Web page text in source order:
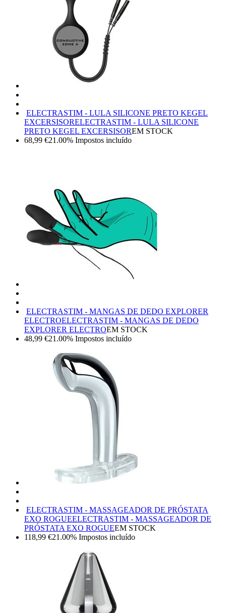
ELECTRASTIM - LULA SILICONE PRETO KEGEL
EXCERSISORELECTRASTIM - LULA SILICONE
PRETO KEGEL EXCERSISOREM STOCK
68,99 €21.00% Impostos incluído
ELECTRASTIM - MANGAS DE DEDO EXPLORER
ELECTROELECTRASTIM - MANGAS DE DEDO
EXPLORER ELECTROEM STOCK
48,99 €21.00% Impostos incluído
ELECTRASTIM - MASSAGEADOR DE PRÓSTATA
EXO ROGUEELECTRASTIM - MASSAGEADOR DE
PRÓSTATA EXO ROGUEEM STOCK
118,99 €21.00% Impostos incluído